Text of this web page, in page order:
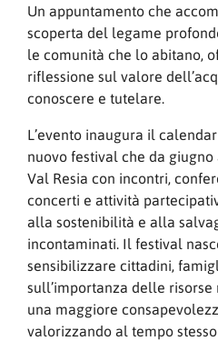
Un appuntamento che
scoperta del legame
le comunità che lo abitano,
riflessione sul valore
conoscere e tutelare.
L’evento inaugura il
nuovo festival che da
Val Resia con incontri,
concerti e attività
alla sostenibilità e alla
incontaminati. Il festival
sensibilizzare cittadini,
sull’importanza delle
una maggiore
valorizzando al tempo